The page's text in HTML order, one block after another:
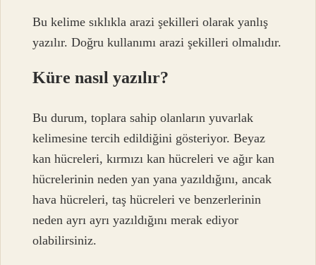
Bu kelime sıklıkla arazi şekilleri olarak yanlış
yazılır. Doğru kullanımı arazi şekilleri olmalıdır.
Küre nasıl yazılır?
Bu durum, toplara sahip olanların yuvarlak
kelimesine tercih edildiğini gösteriyor. Beyaz
kan hücreleri, kırmızı kan hücreleri ve ağır kan
hücrelerinin neden yan yana yazıldığını, ancak
hava hücreleri, taş hücreleri ve benzerlerinin
neden ayrı ayrı yazıldığını merak ediyor
olabilirsiniz.